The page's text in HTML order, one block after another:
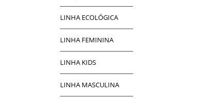
LINHA ECOLÓGICA
LINHA FEMININA
LINHA KIDS
LINHA MASCULINA